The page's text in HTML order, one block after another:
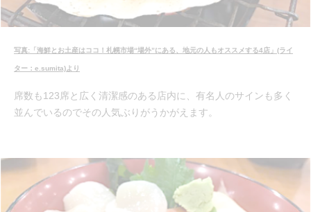
写真:「海鮮とお土産はココ！札幌市場“場外”にある、地元の人もオススメする4店」(ライ
ター：e.sumita)より
席数も123席と広く清潔感のある店内に、有名人のサインも多く
並んでいるのでその人気ぶりがうかがえます。